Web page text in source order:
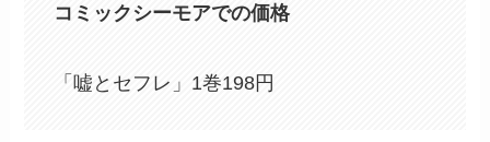
コミックシーモアでの価格
「嘘とセフレ」1巻198円